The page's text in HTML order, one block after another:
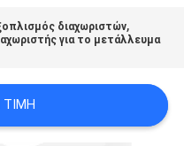
διαχωριστών,
για το μετάλλευμα
ΤΙΜΉ